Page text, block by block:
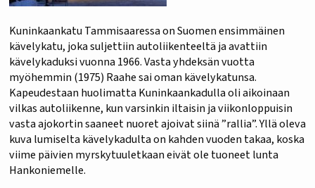
Kuninkaankatu Tammisaaressa on Suomen ensimmäinen
kävelykatu, joka suljettiin autoliikenteeltä ja avattiin
kävelykaduksi vuonna 1966. Vasta yhdeksän vuotta
myöhemmin (1975) Raahe sai oman kävelykatunsa.
Kapeudestaan huolimatta Kuninkaankadulla oli aikoinaan
vilkas autoliikenne, kun varsinkin iltaisin ja viikonloppuisin
vasta ajokortin saaneet nuoret ajoivat siinä ”rallia”. Yllä oleva
kuva lumiselta kävelykadulta on kahden vuoden takaa, koska
viime päivien myrskytuuletkaan eivät ole tuoneet lunta
Hankoniemelle.